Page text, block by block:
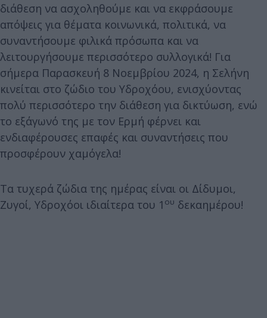
διάθεση να ασχοληθούμε και να εκφράσουμε
απόψεις για θέματα κοινωνικά, πολιτικά, να
συναντήσουμε φιλικά πρόσωπα και να
λειτουργήσουμε περισσότερο συλλογικά! Για
σήμερα Παρασκευή 8 Νοεμβρίου 2024, η Σελήνη
κινείται στο ζώδιο του Υδροχόου, ενισχύοντας
πολύ περισσότερο την διάθεση για δικτύωση, ενώ
το εξάγωνό της με τον Ερμή φέρνει και
ενδιαφέρουσες επαφές και συναντήσεις που
προσφέρουν χαμόγελα!
Τα τυχερά ζώδια της ημέρας είναι οι Δίδυμοι,
Ζυγοί, Υδροχόοι ιδιαίτερα του 1 ου δεκαημέρου!